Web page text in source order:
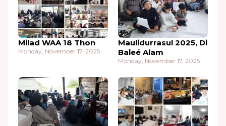
Milad WAA 18 Thon
Monday, November 17, 2025
Maulidurrasul 2025, Di
Baleé Alam
Monday, November 17, 2025